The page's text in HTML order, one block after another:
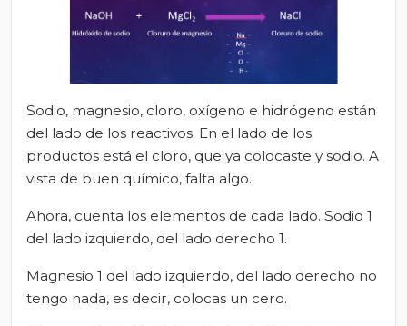
Sodio, magnesio, cloro, oxígeno e hidrógeno están
del lado de los reactivos. En el lado de los
productos está el cloro, que ya colocaste y sodio. A
vista de buen químico, falta algo.
Ahora, cuenta los elementos de cada lado. Sodio 1
del lado izquierdo, del lado derecho 1.
Magnesio 1 del lado izquierdo, del lado derecho no
tengo nada, es decir, colocas un cero.